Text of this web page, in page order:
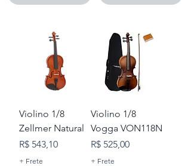
Violino 1/8
Zellmer Natural
Preço
R$ 543,10
+ Frete
Violino 1/8
Vogga VON118N
Preço
R$ 525,00
+ Frete